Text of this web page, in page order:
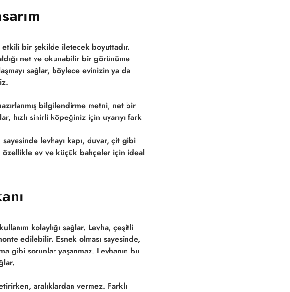
etkili bir şekilde iletecek boyuttadır.
net ve okunabilir bir görünüme
sağlar, böylece evinizin ya da
bilgilendirme metni, net bir
hızlı sinirli köpeğiniz için uyarıyı fark
levhayı kapı, duvar, çit gibi
ev ve küçük bahçeler için ideal
kolaylığı sağlar. Levha, çeşitli
edilebilir. Esnek olması sayesinde,
gibi sorunlar yaşanmaz. Levhanın bu
aralıklardan vermez. Farklı